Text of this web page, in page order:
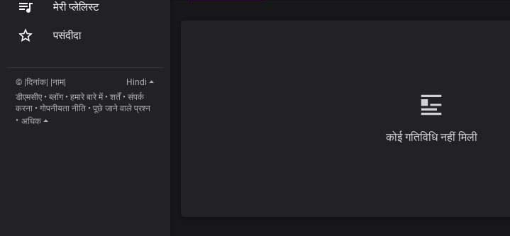
मेरी प्लेलिस्ट
पसंदीदा
© |दिनांक| |नाम|
Hindi
डीएमसीए • ब्लॉग• हमारे बारे में• शर्तें• संपर्क
करना • गोपनीयता नीति • पूछे जाने वाले प्रश्न
• अधिक
कोई गतिविधि नहीं मिली